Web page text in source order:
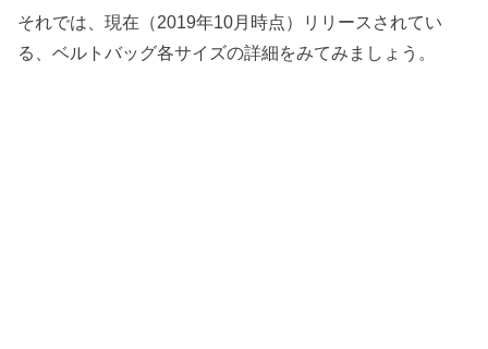
それでは、現在（2019年10月時点）リリースされてい
る、ベルトバッグ各サイズの詳細をみてみましょう。